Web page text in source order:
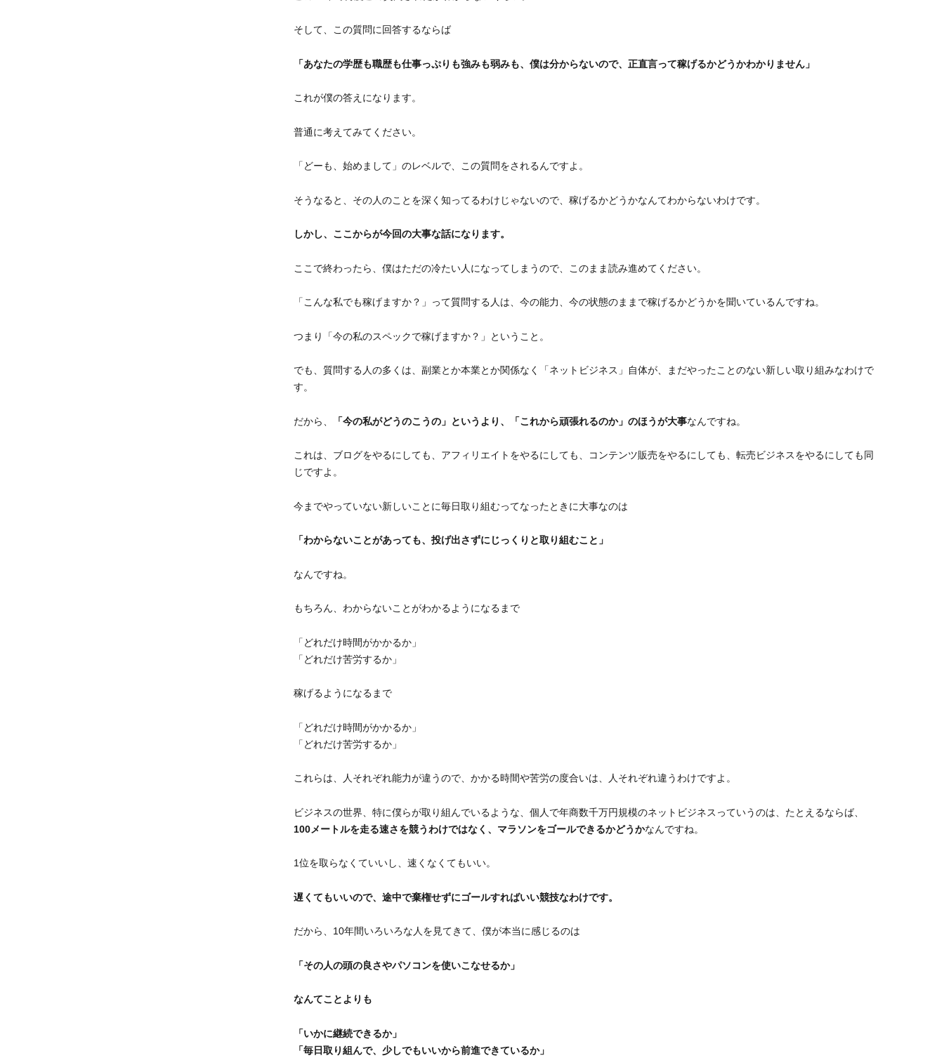
そして、この質問に回答するならば
「あなたの学歴も職歴も仕事っぷりも強みも弱みも、僕は分からないので、正直言って稼げるかどうかわかりません」
これが僕の答えになります。
普通に考えてみてください。
「どーも、始めまして」のレベルで、この質問をされるんですよ。
そうなると、その人のことを深く知ってるわけじゃないので、稼げるかどうかなんてわからないわけです。
しかし、ここからが今回の大事な話になります。
ここで終わったら、僕はただの冷たい人になってしまうので、このまま読み進めてください。
「こんな私でも稼げますか？」って質問する人は、今の能力、今の状態のままで稼げるかどうかを聞いているんですね。
つまり「今の私のスペックで稼げますか？」ということ。
でも、質問する人の多くは、副業とか本業とか関係なく「ネットビジネス」自体が、まだやったことのない新しい取り組みなわけで
す。
だから、 「今の私がどうのこうの」というより、「これから頑張れるのか」のほうが大事なんですね。
これは、ブログをやるにしても、アフィリエイトをやるにしても、コンテンツ販売をやるにしても、転売ビジネスをやるにしても同
じですよ。
今までやっていない新しいことに毎日取り組むってなったときに大事なのは
「わからないことがあっても、投げ出さずにじっくりと取り組むこと」
なんですね。
もちろん、わからないことがわかるようになるまで
「どれだけ時間がかかるか」
「どれだけ苦労するか」
稼げるようになるまで
「どれだけ時間がかかるか」
「どれだけ苦労するか」
これらは、人それぞれ能力が違うので、かかる時間や苦労の度合いは、人それぞれ違うわけですよ。
ビジネスの世界、特に僕らが取り組んでいるような、個人で年商数千万円規模のネットビジネスっていうのは、たとえるならば、
100メートルを走る速さを競うわけではなく、マラソンをゴールできるかどうかなんですね。
1位を取らなくていいし、速くなくてもいい。
遅くてもいいので、途中で棄権せずにゴールすればいい競技なわけです。
だから、10年間いろいろな人を見てきて、僕が本当に感じるのは
「その人の頭の良さやパソコンを使いこなせるか」
なんてことよりも
「いかに継続できるか」
「毎日取り組んで、少しでもいいから前進できているか」